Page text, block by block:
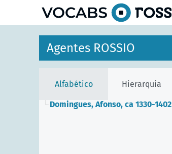
Agentes ROSSIO
Alfabético Hierarquia
Domingues, Afonso, ca 1330-1402